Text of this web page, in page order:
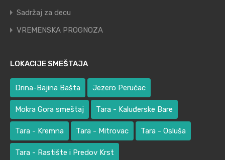
Sadržaj za decu
VREMENSKA PROGNOZA
LOKACIJE SMEŠTAJA
Drina-Bajina Bašta Jezero Perućac
Mokra Gora smeštaj Tara - Kaluđerske Bare
Tara - Kremna Tara - Mitrovac Tara - Osluša
Tara - Rastište i Predov Krst